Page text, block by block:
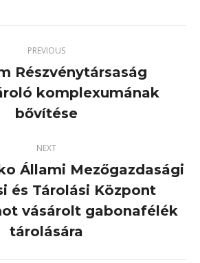
PREVIOUS
Previous
project:
Részvénytársaság
komplexumának
bővítése
NEXT
Next
project:
Állami Mezőgazdasági
és Tárolási Központ
vásárolt gabonafélék
tárolására